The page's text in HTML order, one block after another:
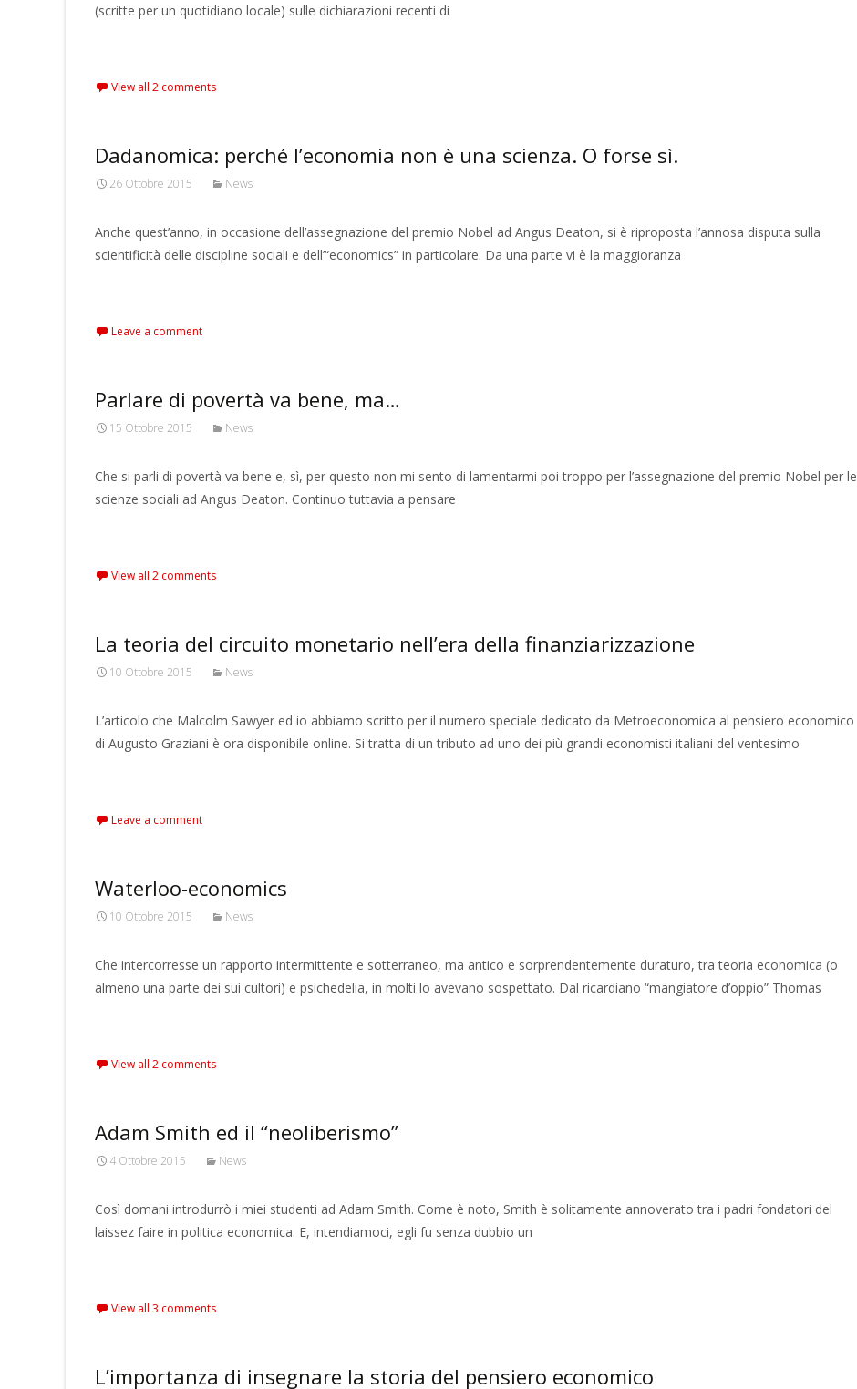
(scritte per un quotidiano locale) sulle dichiarazioni recenti di
View all 2 comments
Dadanomica: perché l’economia non è una scienza. O forse sì.
26 Ottobre 2015 News
Anche quest’anno, in occasione dell’assegnazione del premio Nobel ad Angus Deaton, si è riproposta l’annosa disputa sulla
scientificità delle discipline sociali e dell’“economics” in particolare. Da una parte vi è la maggioranza
Leave a comment
Parlare di povertà va bene, ma…
15 Ottobre 2015 News
Che si parli di povertà va bene e, sì, per questo non mi sento di lamentarmi poi troppo per l’assegnazione del premio Nobel per le
scienze sociali ad Angus Deaton. Continuo tuttavia a pensare
View all 2 comments
La teoria del circuito monetario nell’era della finanziarizzazione
10 Ottobre 2015 News
L’articolo che Malcolm Sawyer ed io abbiamo scritto per il numero speciale dedicato da Metroeconomica al pensiero economico
di Augusto Graziani è ora disponibile online. Si tratta di un tributo ad uno dei più grandi economisti italiani del ventesimo
Leave a comment
Waterloo-economics
10 Ottobre 2015 News
Che intercorresse un rapporto intermittente e sotterraneo, ma antico e sorprendentemente duraturo, tra teoria economica (o
almeno una parte dei sui cultori) e psichedelia, in molti lo avevano sospettato. Dal ricardiano “mangiatore d’oppio” Thomas
View all 2 comments
Adam Smith ed il “neoliberismo”
4 Ottobre 2015 News
Così domani introdurrò i miei studenti ad Adam Smith. Come è noto, Smith è solitamente annoverato tra i padri fondatori del
laissez faire in politica economica. E, intendiamoci, egli fu senza dubbio un
View all 3 comments
L’importanza di insegnare la storia del pensiero economico